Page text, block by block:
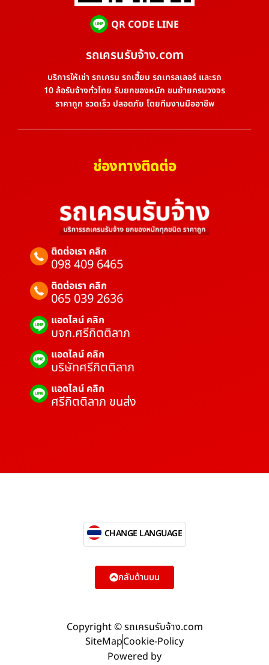
QR CODE LINE
รถเครนรับจ้าง.com
บริการให้เช่า รถเครน รถเฮี๊ยบ รถเทรลเลอร์ และรถ
10 ล้อรับจ้างทั่วไทย รับยกของหนัก ขนย้ายครบวงจร
ราคาถูก รวดเร็ว ปลอดภัย โดยทีมงานมืออาชีพ
ช่องทางติดต่อ
ติดต่อเรา คลิก
098 409 6465
ติดต่อเรา คลิก
065 039 2636
แอดไลน์ คลิก
บจก.ศรีกิตติลาภ
แอดไลน์ คลิก
บริษัทศรีกิตติลาภ
แอดไลน์ คลิก
ศรีกิตติลาภ ขนส่ง
Copyright © รถเครนรับจ้าง.com
SiteMapCookie-Policy
Powered by
CHANGE LANGUAGE
กลับด้านบน